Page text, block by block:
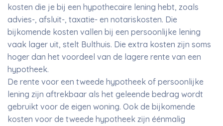
kosten die je bij een hypothecaire lening hebt, zoals
advies-, afsluit-, taxatie- en notariskosten. Die
bijkomende kosten vallen bij een persoonlijke lening
vaak lager uit, stelt Bulthuis. Die extra kosten zijn soms
hoger dan het voordeel van de lagere rente van een
hypotheek.
De rente voor een tweede hypotheek of persoonlijke
lening zijn aftrekbaar als het geleende bedrag wordt
gebruikt voor de eigen woning. Ook de bijkomende
kosten voor de tweede hypotheek zijn éénmalig